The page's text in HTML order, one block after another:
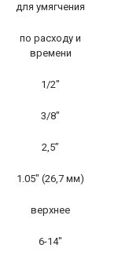
для умягчения
по расходу и
времени
1/2″
3/8″
2,5”
1.05″ (26,7 мм)
верхнее
6-14″